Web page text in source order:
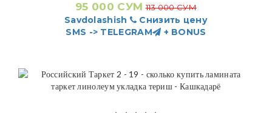
95 000 СУМ 113 000 СУМ
Savdolashish
Снизить цену
SMS -> TELEGRAM
+ BONUS